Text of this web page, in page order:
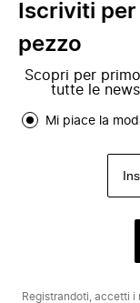
Iscriviti
pezzo
Scopri per
tutte le
Mi piace la
Registrandoti, accetti i